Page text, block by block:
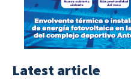
Latest article